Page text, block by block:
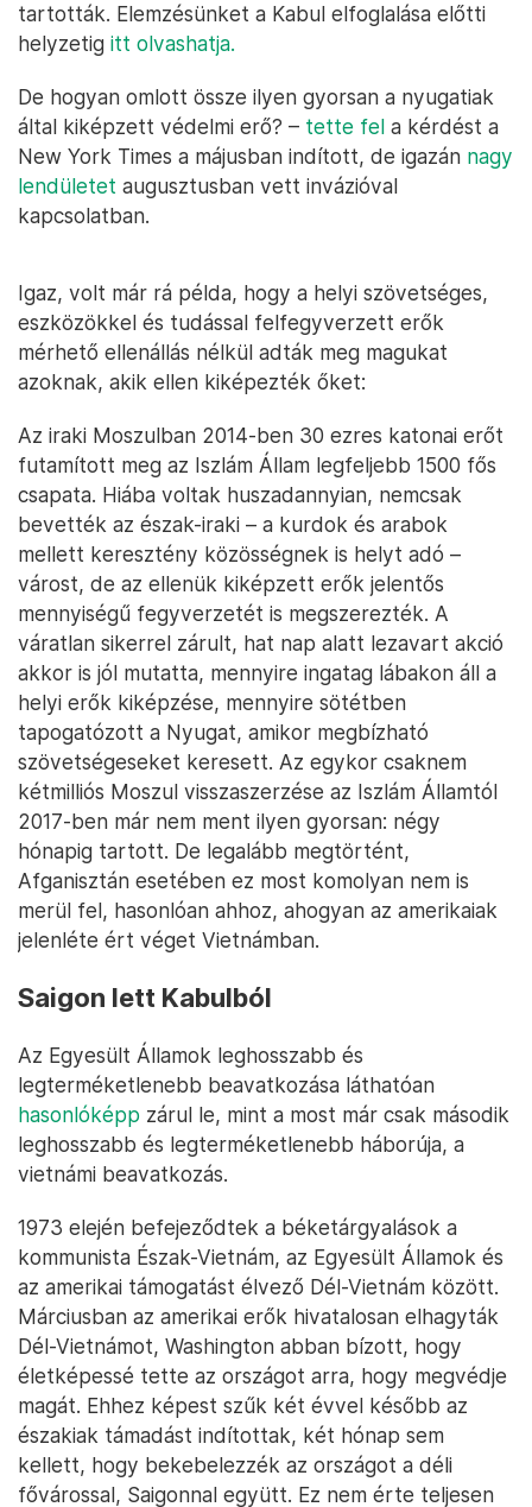
tartották. Elemzésünket a Kabul elfoglalása előtti
helyzetig itt olvashatja.
De hogyan omlott össze ilyen gyorsan a nyugatiak
által kiképzett védelmi erő? – tette fel a kérdést a
New York Times a májusban indított, de igazán nagy
lendületet augusztusban vett invázióval
kapcsolatban.
Igaz, volt már rá példa, hogy a helyi szövetséges,
eszközökkel és tudással felfegyverzett erők
mérhető ellenállás nélkül adták meg magukat
azoknak, akik ellen kiképezték őket:
Az iraki Moszulban 2014-ben 30 ezres katonai erőt
futamított meg az Iszlám Állam legfeljebb 1500 fős
csapata. Hiába voltak huszadannyian, nemcsak
bevették az észak-iraki – a kurdok és arabok
mellett keresztény közösségnek is helyt adó –
várost, de az ellenük kiképzett erők jelentős
mennyiségű fegyverzetét is megszerezték. A
váratlan sikerrel zárult, hat nap alatt lezavart akció
akkor is jól mutatta, mennyire ingatag lábakon áll a
helyi erők kiképzése, mennyire sötétben
tapogatózott a Nyugat, amikor megbízható
szövetségeseket keresett. Az egykor csaknem
kétmilliós Moszul visszaszerzése az Iszlám Államtól
2017-ben már nem ment ilyen gyorsan: négy
hónapig tartott. De legalább megtörtént,
Afganisztán esetében ez most komolyan nem is
merül fel, hasonlóan ahhoz, ahogyan az amerikaiak
jelenléte ért véget Vietnámban.
Saigon lett Kabulból
Az Egyesült Államok leghosszabb és
legterméketlenebb beavatkozása láthatóan
hasonlóképp zárul le, mint a most már csak második
leghosszabb és legterméketlenebb háborúja, a
vietnámi beavatkozás.
1973 elején befejeződtek a béketárgyalások a
kommunista Észak-Vietnám, az Egyesült Államok és
az amerikai támogatást élvező Dél-Vietnám között.
Márciusban az amerikai erők hivatalosan elhagyták
Dél-Vietnámot, Washington abban bízott, hogy
életképessé tette az országot arra, hogy megvédje
magát. Ehhez képest szűk két évvel később az
északiak támadást indítottak, két hónap sem
kellett, hogy bekebelezzék az országot a déli
fővárossal, Saigonnal együtt. Ez nem érte teljesen